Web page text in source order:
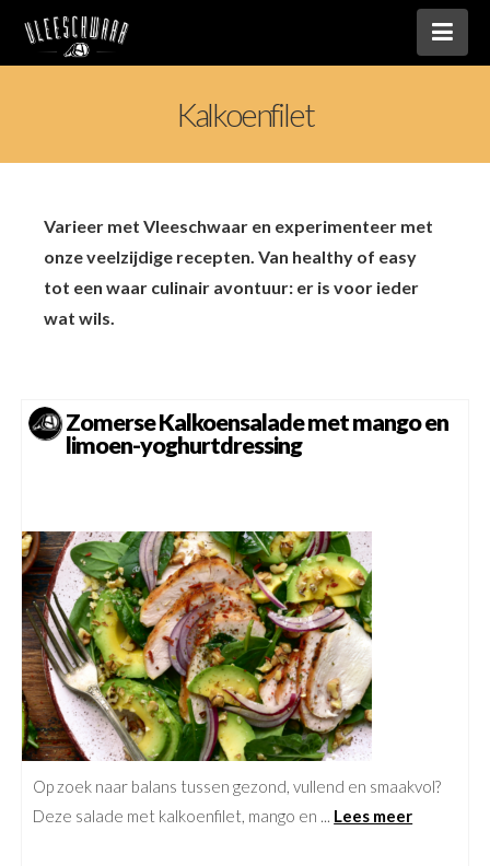
Kalkoenfilet
Varieer met Vleeschwaar en experimenteer met
onze veelzijdige recepten. Van healthy of easy
tot een waar culinair avontuur: er is voor ieder
wat wils.
Zomerse Kalkoensalade met mango en
limoen-yoghurtdressing
Op zoek naar balans tussen gezond, vullend en smaakvol?
Deze salade met kalkoenfilet, mango en ... Lees meer